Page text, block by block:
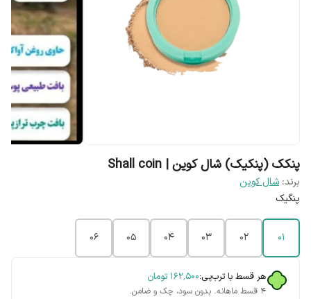
پنکک (پنکیک) شال کوین | Shall coin
برند: شال کوین
پنگیک
۰۱ ۰۲ ۰۳ ۰۴ ۰۵ ۰۶
هر قسط با ترب‌پی:۱۶۲٬۵۰۰ تومان
۴ قسط ماهانه. بدون سود، چک و ضامن.